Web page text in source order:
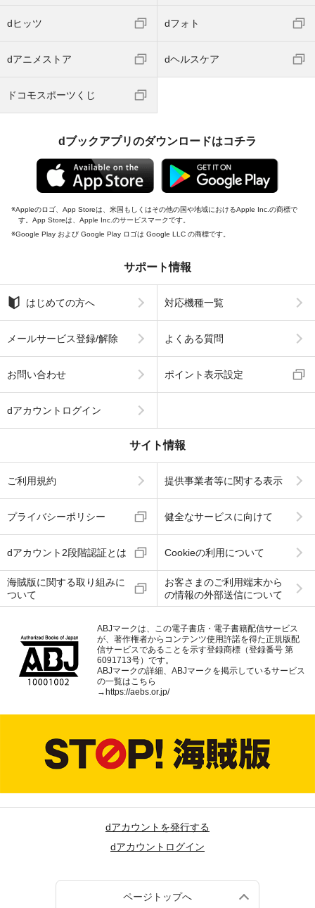
dヒッツ dフォト
dアニメストア dヘルスケア
ドコモスポーツくじ
dブックアプリのダウンロードはコチラ
Appleのロゴ、App Storeは、米国もしくはその他の国や地域におけるApple Inc.の商標で
す。App Storeは、Apple Inc.のサービスマークです。
Google Play および Google Play ロゴは Google LLC の商標です。
サポート情報
はじめての方へ 対応機種一覧
メールサービス登録/解除 よくある質問
お問い合わせ ポイント表示設定
dアカウントログイン
サイト情報
ご利用規約 提供事業者等に関する表示
プライバシーポリシー 健全なサービスに向けて
dアカウント2段階認証とは Cookieの利用について
海賊版に関する取り組みに
ついて
お客さまのご利用端末から
の情報の外部送信について
ABJマークは、この電子書店・電子書籍配信サービス
が、著作権者からコンテンツ使用許諾を得た正規版配
信サービスであることを示す登録商標（登録番号 第
6091713号）です。
ABJマークの詳細、ABJマークを掲示しているサービス
の一覧はこちら
→ https://aebs.or.jp/
dアカウントを発行する
dアカウントログイン
ページトップへ